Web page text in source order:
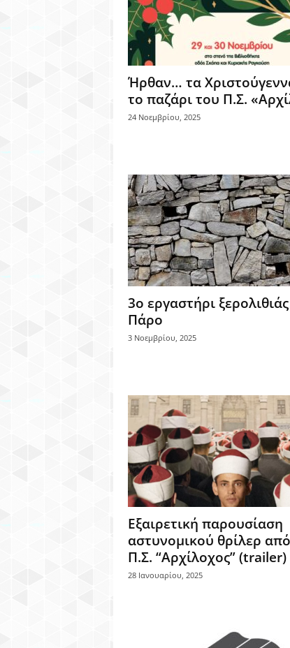
Ήρθαν… τα
το παζάρι του Π.Σ.
24 Νοεμβρίου, 2025
3ο εργαστήρι
Πάρο
3 Νοεμβρίου, 2025
Εξαιρετική παρουσίαση
αστυνομικού θρίλερ
Π.Σ. “Αρχίλοχος” (trailer)
28 Ιανουαρίου, 2025